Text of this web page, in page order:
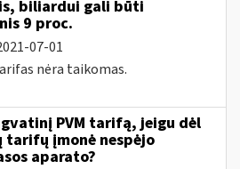
biliardui gali būti
9 proc.
07-01
nėra taikomas.
PVM tarifą, jeigu dėl
įmonė nespėjo
aparato?